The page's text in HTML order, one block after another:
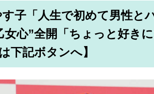
す子「人生で初めて男性と
女心”全開「ちょっと好き
下記ボタンへ】